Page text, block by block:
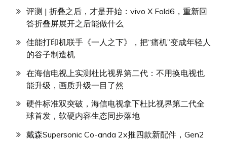
评测 | 折叠之后，才是开始：vivo X Fold6，重新回
答折叠屏展开之后能做什么
佳能打印机联手《一人之下》，把“痛机”变成年轻人
的谷子制造机
在海信电视上实测杜比视界第二代：不用换电视也
能升级，画质升级一目了然
硬件标准双突破，海信电视拿下杜比视界第二代全
球首发，软硬内容生态同步落地
戴森Supersonic Co-anda 2x推四款新配件，Gen2